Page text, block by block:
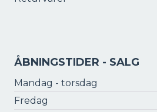
ÅBNINGSTIDER - SALG
Mandag - torsdag
Fredag